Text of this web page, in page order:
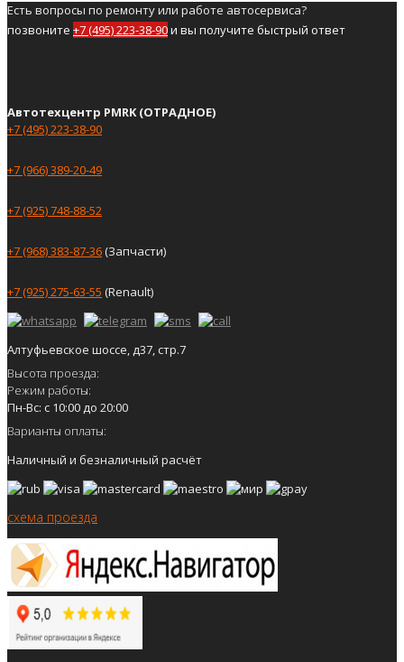
Есть вопросы по ремонту или работе автосервиса?
позвоните +7 (495) 223-38-90и вы получите быстрый ответ
Автотехцентр PMRK (ОТРАДНОЕ)
+7 (495) 223-38-90
+7 (966) 389-20-49
+7 (925) 748-88-52
+7 (968) 383-87-36(Запчасти)
+7 (925) 275-63-55 (Renault)
Алтуфьевское шоссе, д37, стр.7
Высота проезда:
Режим работы:
Пн-Вс: с 10:00 до 20:00
Варианты оплаты:
Наличный и безналичный расчёт
схема проезда